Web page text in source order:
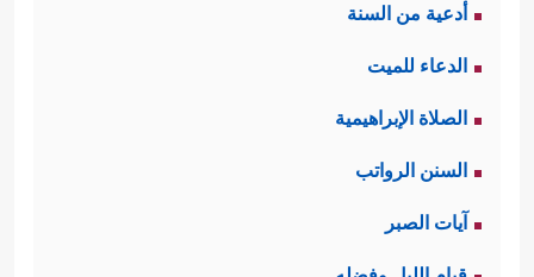
أدعية من السنة
الدعاء للميت
الصلاة الإبراهيمية
السنن الرواتب
آيات الصبر